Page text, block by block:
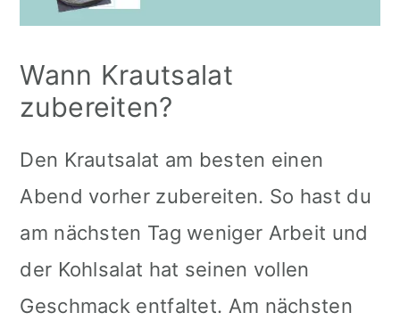
Wann Krautsalat
zubereiten?
Den Krautsalat am besten einen
Abend vorher zubereiten. So hast du
am nächsten Tag weniger Arbeit und
der Kohlsalat hat seinen vollen
Geschmack entfaltet. Am nächsten